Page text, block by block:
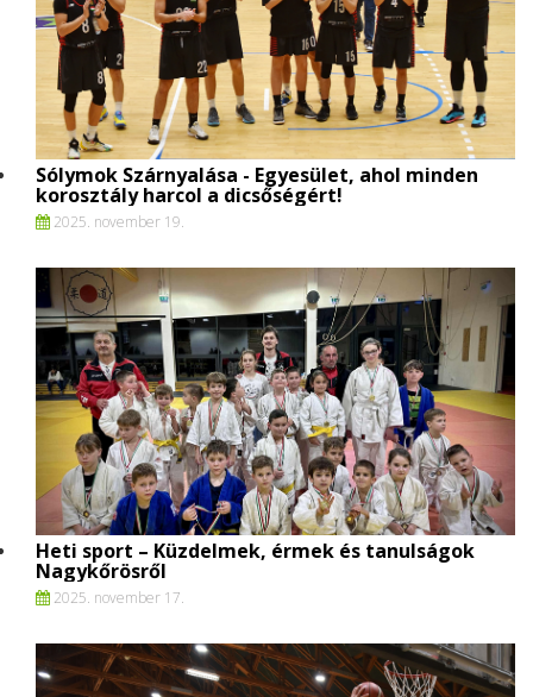
Sólymok Szárnyalása - Egyesület, ahol minden
korosztály harcol a dicsőségért!
2025. november 19.
Heti sport – Küzdelmek, érmek és tanulságok
Nagykőrösről
2025. november 17.